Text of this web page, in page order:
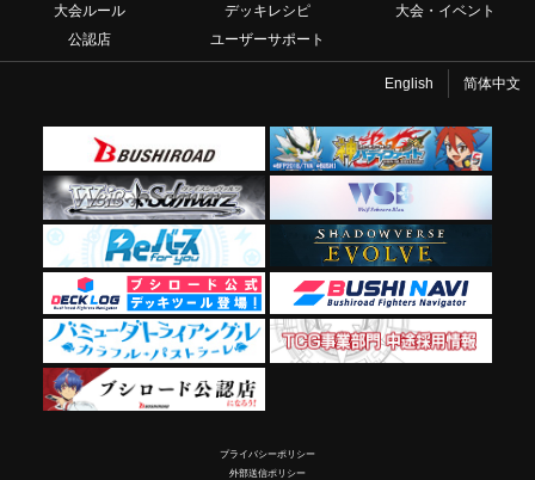
大会ルール
デッキレシピ
大会・イベント
公認店
ユーザーサポート
English 简体中文
プライバシーポリシー
外部送信ポリシー